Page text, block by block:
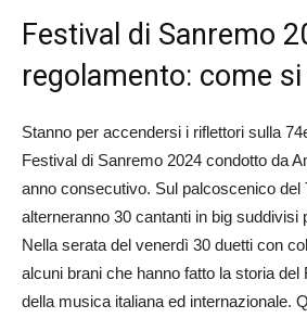
Festival di Sanremo
regolamento: come
Stanno per accendersi i riflettori sulla
Festival di Sanremo 2024 condotto da
anno consecutivo. Sul palcoscenico del
alterneranno 30 cantanti in big suddivisi
Nella serata del venerdì 30 duetti con
alcuni brani che hanno fatto la storia
della musica italiana ed internazionale.